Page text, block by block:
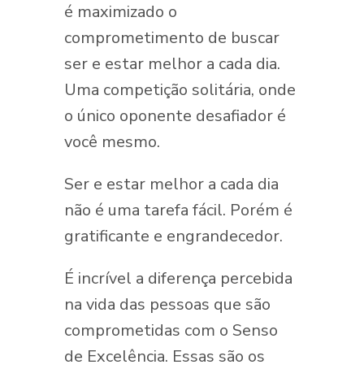
é maximizado o
comprometimento de buscar
ser e estar melhor a cada dia.
Uma competição solitária, onde
o único oponente desafiador é
você mesmo.
Ser e estar melhor a cada dia
não é uma tarefa fácil. Porém é
gratificante e engrandecedor.
É incrível a diferença percebida
na vida das pessoas que são
comprometidas com o Senso
de Excelência. Essas são os